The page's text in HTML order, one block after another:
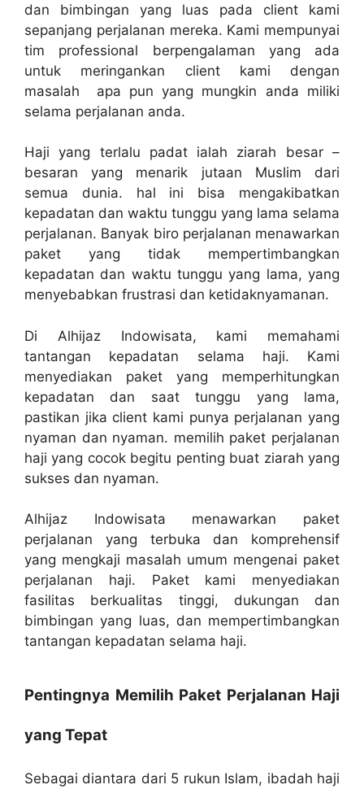
dan bimbingan yang luas pada client kami
sepanjang perjalanan mereka. Kami mempunyai
tim professional berpengalaman yang ada
untuk meringankan client kami dengan
masalah apa pun yang mungkin anda miliki
selama perjalanan anda.
Haji yang terlalu padat ialah ziarah besar –
besaran yang menarik jutaan Muslim dari
semua dunia. hal ini bisa mengakibatkan
kepadatan dan waktu tunggu yang lama selama
perjalanan. Banyak biro perjalanan menawarkan
paket yang tidak mempertimbangkan
kepadatan dan waktu tunggu yang lama, yang
menyebabkan frustrasi dan ketidaknyamanan.
Di Alhijaz Indowisata, kami memahami
tantangan kepadatan selama haji. Kami
menyediakan paket yang memperhitungkan
kepadatan dan saat tunggu yang lama,
pastikan jika client kami punya perjalanan yang
nyaman dan nyaman. memilih paket perjalanan
haji yang cocok begitu penting buat ziarah yang
sukses dan nyaman.
Alhijaz Indowisata menawarkan paket
perjalanan yang terbuka dan komprehensif
yang mengkaji masalah umum mengenai paket
perjalanan haji. Paket kami menyediakan
fasilitas berkualitas tinggi, dukungan dan
bimbingan yang luas, dan mempertimbangkan
tantangan kepadatan selama haji.
Pentingnya Memilih Paket Perjalanan Haji
yang Tepat
Sebagai diantara dari 5 rukun Islam, ibadah haji